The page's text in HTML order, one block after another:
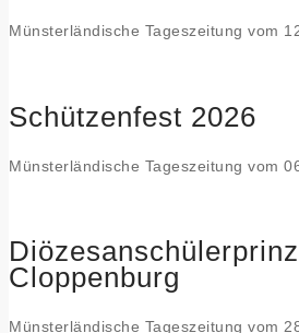
Münsterländische Tageszeitung vom
Schützenfest 2026
Münsterländische Tageszeitung vom
Cloppenburg
Münsterländische Tageszeitung vom